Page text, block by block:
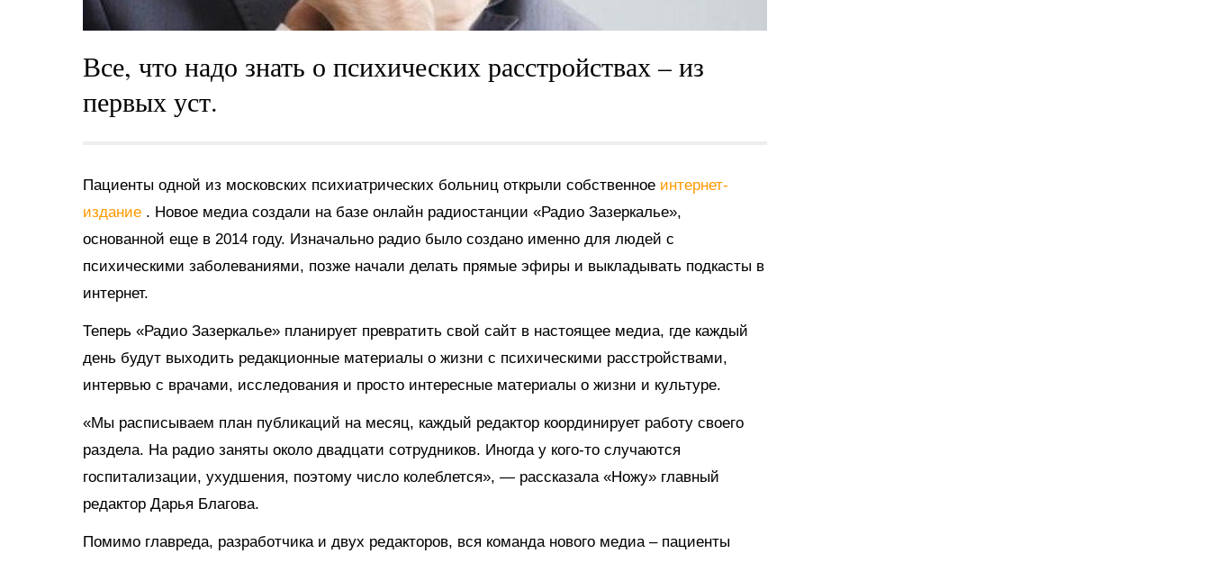
Все, что надо знать о психических расстройствах – из
первых уст.
Пациенты одной из московских психиатрических больниц открыли собственное интернет-
издание . Новое медиа создали на базе онлайн радиостанции «Радио Зазеркалье»,
основанной еще в 2014 году. Изначально радио было создано именно для людей с
психическими заболеваниями, позже начали делать прямые эфиры и выкладывать подкасты в
интернет.
Теперь «Радио Зазеркалье» планирует превратить свой сайт в настоящее медиа, где каждый
день будут выходить редакционные материалы о жизни с психическими расстройствами,
интервью с врачами, исследования и просто интересные материалы о жизни и культуре.
«Мы расписываем план публикаций на месяц, каждый редактор координирует работу своего
раздела. На радио заняты около двадцати сотрудников. Иногда у кого-то случаются
госпитализации, ухудшения, поэтому число колеблется», — рассказала «Ножу» главный
редактор Дарья Благова.
Помимо главреда, разработчика и двух редакторов, вся команда нового медиа – пациенты